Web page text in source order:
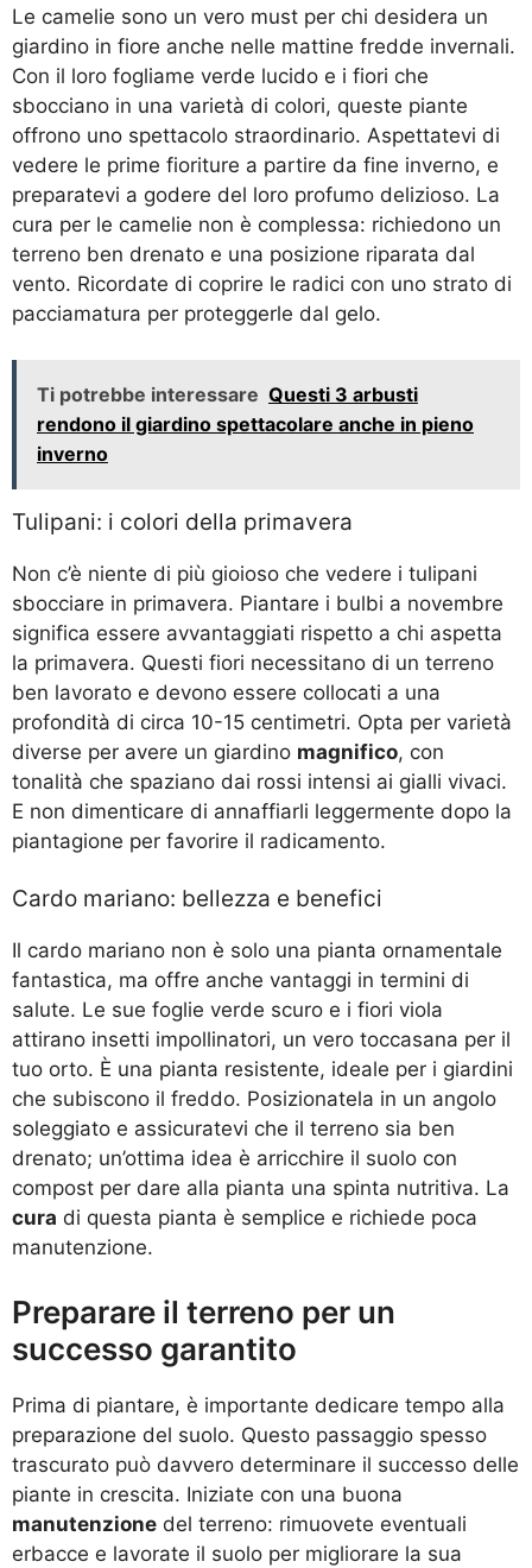
Le camelie sono un vero must per chi desidera un
giardino in fiore anche nelle mattine fredde invernali.
Con il loro fogliame verde lucido e i fiori che
sbocciano in una varietà di colori, queste piante
offrono uno spettacolo straordinario. Aspettatevi di
vedere le prime fioriture a partire da fine inverno, e
preparatevi a godere del loro profumo delizioso. La
cura per le camelie non è complessa: richiedono un
terreno ben drenato e una posizione riparata dal
vento. Ricordate di coprire le radici con uno strato di
pacciamatura per proteggerle dal gelo.
Ti potrebbe interessare Questi 3 arbusti
rendono il giardino spettacolare anche in pieno
inverno
Tulipani: i colori della primavera
Non c’è niente di più gioioso che vedere i tulipani
sbocciare in primavera. Piantare i bulbi a novembre
significa essere avvantaggiati rispetto a chi aspetta
la primavera. Questi fiori necessitano di un terreno
ben lavorato e devono essere collocati a una
profondità di circa 10-15 centimetri. Opta per varietà
diverse per avere un giardino magnifico, con
tonalità che spaziano dai rossi intensi ai gialli vivaci.
E non dimenticare di annaffiarli leggermente dopo la
piantagione per favorire il radicamento.
Cardo mariano: bellezza e benefici
Il cardo mariano non è solo una pianta ornamentale
fantastica, ma offre anche vantaggi in termini di
salute. Le sue foglie verde scuro e i fiori viola
attirano insetti impollinatori, un vero toccasana per il
tuo orto. È una pianta resistente, ideale per i giardini
che subiscono il freddo. Posizionatela in un angolo
soleggiato e assicuratevi che il terreno sia ben
drenato; un’ottima idea è arricchire il suolo con
compost per dare alla pianta una spinta nutritiva. La
cura di questa pianta è semplice e richiede poca
manutenzione.
Preparare il terreno per un
successo garantito
Prima di piantare, è importante dedicare tempo alla
preparazione del suolo. Questo passaggio spesso
trascurato può davvero determinare il successo delle
piante in crescita. Iniziate con una buona
manutenzione del terreno: rimuovete eventuali
erbacce e lavorate il suolo per migliorare la sua